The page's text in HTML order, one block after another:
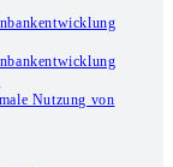
Nutzung von